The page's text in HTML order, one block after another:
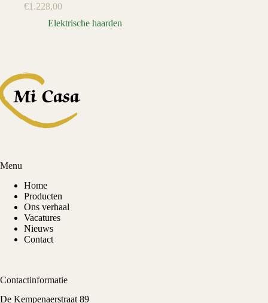
€1.228,00
Elektrische haarden
Menu
Home
Producten
Ons verhaal
Vacatures
Nieuws
Contact
Contactinformatie
De Kempenaerstraat 89